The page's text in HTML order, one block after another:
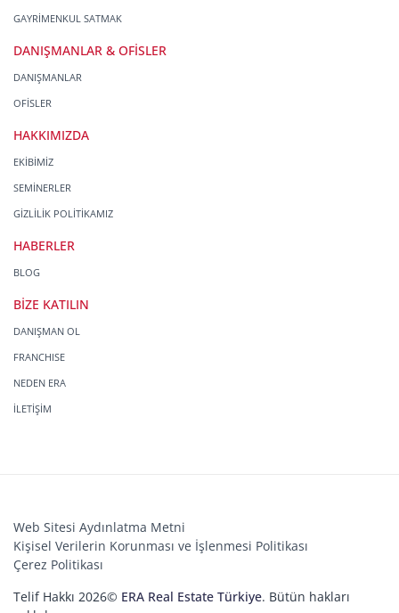
GAYRİMENKUL SATMAK
DANIŞMANLAR & OFİSLER
DANIŞMANLAR
OFİSLER
HAKKIMIZDA
EKİBİMİZ
SEMİNERLER
GİZLİLİK POLİTİKAMIZ
HABERLER
BLOG
BİZE KATILIN
DANIŞMAN OL
FRANCHISE
NEDEN ERA
İLETİŞİM
Web Sitesi Aydınlatma Metni
Kişisel Verilerin Korunması ve İşlenmesi Politikası
Çerez Politikası
Telif Hakkı 2026© ERA Real Estate Türkiye. Bütün hakları